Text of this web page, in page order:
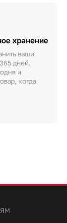
хранение
ваши
дней.
и
когда